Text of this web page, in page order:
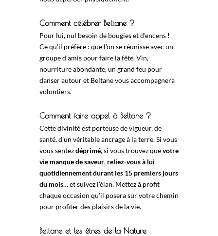
Comment célébrer Beltane ?
Pour lui, nul besoin de bougies et d’encens !
Ce qu’il préfère : que l’on se réunisse avec un
groupe d’amis pour faire la fête. Vin,
nourriture abondante, un grand feu pour
danser autour et Beltane vous accompagnera
volontiers.
Comment faire appel à Beltane ?
Cette divinité est porteuse de vigueur, de
santé, d’un véritable ancrage à la terre. Si vous
vous sentezdéprimé, si vous trouvez quevotre
vie manque de saveur, reliez-vous à lui
quotidiennement durant les 15 premiers jours
du mois… et suivez l’élan. Mettez à profit
chaque occasion qu’il posera sur votre chemin
pour profiter des plaisirs de la vie.
Beltane et les êtres de la Nature